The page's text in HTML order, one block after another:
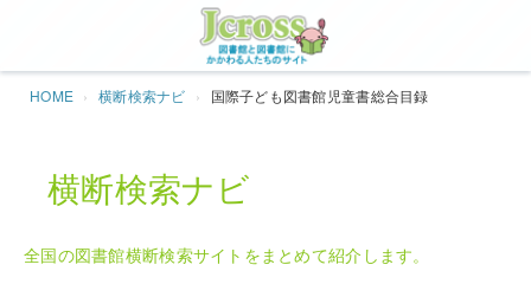
HOME 横断検索ナビ 国際子ども図書館児童書総合目録
横断検索ナビ
全国の図書館横断検索サイトをまとめて紹介します。